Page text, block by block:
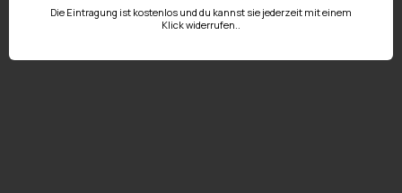
Die Eintragung ist kostenlos und du kannst sie jederzeit mit einem
Klick widerrufen..